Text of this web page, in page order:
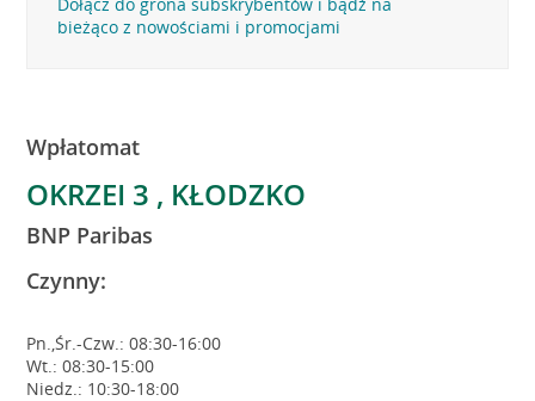
bieżąco z nowościami i promocjami
Wpłatomat
OKRZEI 3 , KŁODZKO
BNP Paribas
Czynny:
Pn.,Śr.-Czw.: 08:30-16:00
Wt.: 08:30-15:00
Niedz.: 10:30-18:00